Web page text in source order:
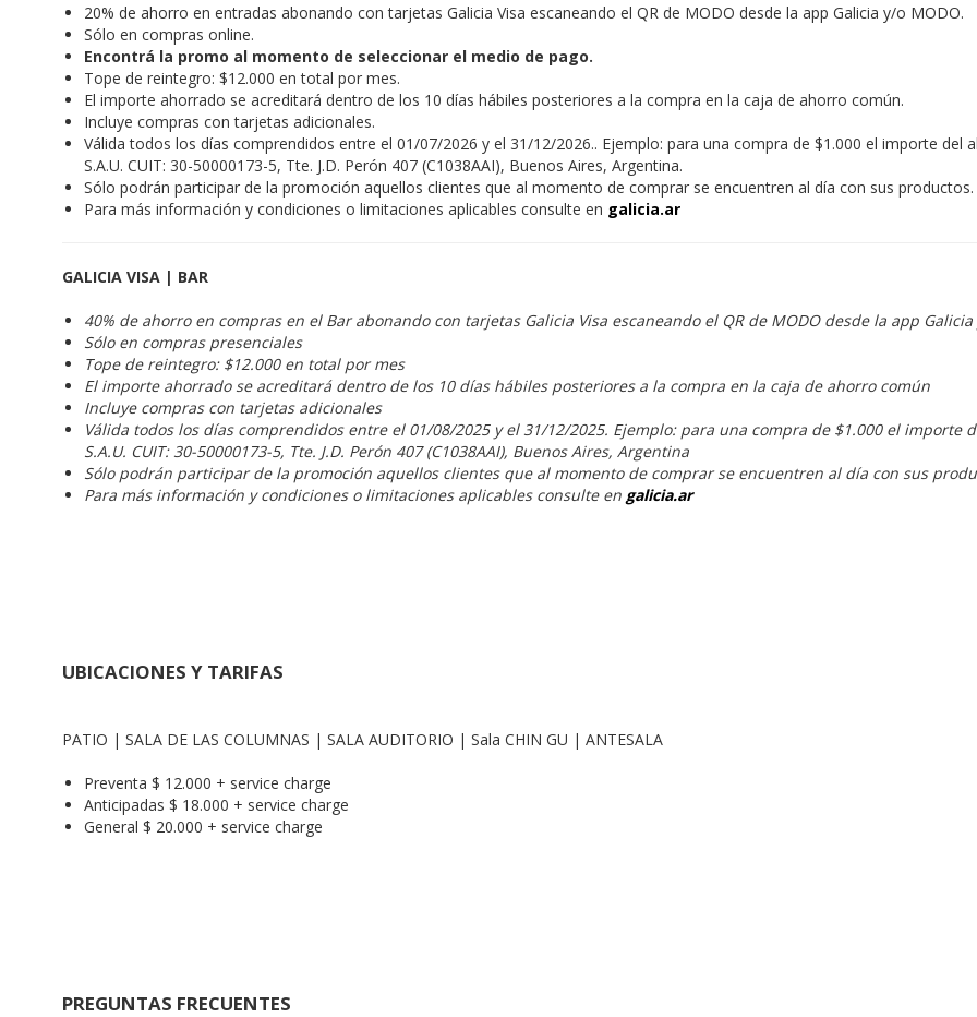
20% de ahorro en entradas abonando con tarjetas Galicia Visa escaneando el QR de MODO desde la app Galicia y/o MODO.
Sólo en compras online.
Encontrá la promo al momento de seleccionar el medio de pago.
Tope de reintegro: $12.000 en total por mes.
El importe ahorrado se acreditará dentro de los 10 días hábiles posteriores a la compra en la caja de ahorro común.
Incluye compras con tarjetas adicionales.
Válida todos los días comprendidos entre el 01/07/2026 y el 31/12/2026.. Ejemplo: para una compra de $1.000 el importe del
S.A.U. CUIT: 30-50000173-5, Tte. J.D. Perón 407 (C1038AAI), Buenos Aires, Argentina.
Sólo podrán participar de la promoción aquellos clientes que al momento de comprar se encuentren al día con sus productos.
Para más información y condiciones o limitaciones aplicables consulte en galicia.ar
GALICIA VISA | BAR
40% de ahorro en compras en el Bar abonando con tarjetas Galicia Visa escaneando el QR de MODO desde la app Galicia
Sólo en compras presenciales
Tope de reintegro: $12.000 en total por mes
El importe ahorrado se acreditará dentro de los 10 días hábiles posteriores a la compra en la caja de ahorro común
Incluye compras con tarjetas adicionales
Válida todos los días comprendidos entre el 01/08/2025 y el 31/12/2025. Ejemplo: para una compra de $1.000 el importe
S.A.U. CUIT: 30-50000173-5, Tte. J.D. Perón 407 (C1038AAI), Buenos Aires, Argentina
Sólo podrán participar de la promoción aquellos clientes que al momento de comprar se encuentren al día con sus
Para más información y condiciones o limitaciones aplicables consulte en galicia.ar
UBICACIONES Y TARIFAS
PATIO | SALA DE LAS COLUMNAS | SALA AUDITORIO | Sala CHIN GU | ANTESALA
Preventa $ 12.000 + service charge
Anticipadas $ 18.000 + service charge
General $ 20.000 + service charge
PREGUNTAS FRECUENTES